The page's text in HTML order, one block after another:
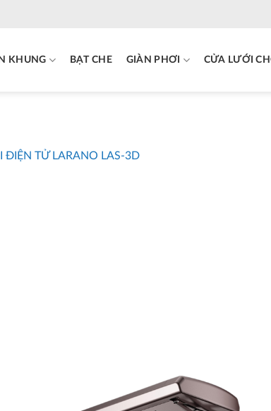
KHUNG BẠT CHE GIÀN PHƠI CỬA LƯỚI
ĐIỆN TỬ LARANO LAS-3D